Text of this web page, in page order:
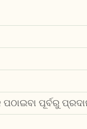
ପୂର୍ବରୁ